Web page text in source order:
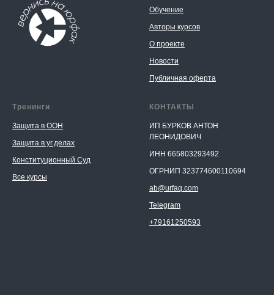
Обучение
Авторы курсов
О проекте
Новости
Публичная оферта
Тренинги
Защита в ООН
Защита в уг.делах
Конституционный Суд
Все курсы
КОНТАКТЫ
ИП БУРКОВ АНТОН
ЛЕОНИДОВИЧ
ИНН 665803293492
ОГРНИП 323774600110694
ab@urfaq.com
Telegram
+79161250593